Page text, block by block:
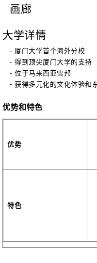
画廊
大学详情
- 厦门大学首个海外分校
- 得到顶尖厦门大学的支持
- 位于马来西亚雪邦
- 获得多元化的文化体验和
优势和特色
优势
特色